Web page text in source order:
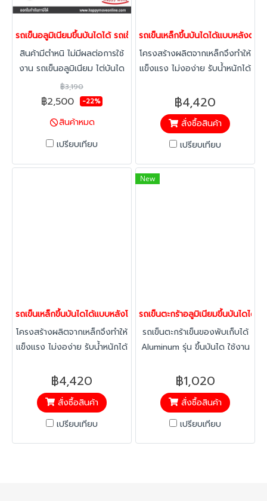
รถเข็นอลูมิเนียมขึ้นบันไดได้ รถเข็นอลูมิเนียม รถเข็นขนของ รถเข็นติ
สินค้ามีตำหนิ ไม่มีผลต่อการใช้
งาน รถเข็นอลูมิเนียม ไต่บันได
ดีไซน์ใหม่ ล้อยางขนาดใหญ่ ลด
แรงสั่งสะเทือน ไม่ทำของที่เข็น
ไหล รับน้ำหนักได้ 150 กก. มี
ตำหนิเล็กน้อยไม่มีผลต่อการใช้
฿3,190
฿2,500 -22%
สินค้าหมด
เปรียบเทียบ
รถเข็นเหล็กขึ้นบันไดได้แบบหลังตร
โครงสร้างผลิตจากเหล็กจึงทำให้
แข็งแรง ไม่งอง่าย รับน้ำหนักได้
เป็นสนิม ถาดรองรับสินค้า เป็น
แบบตรง
฿4,420
สั่งซื้อสินค้า
เปรียบเทียบ
รถเข็นเหล็กขึ้นบันไดได้แบบหลังโค้ง รถเข็นน้ำ รถเข็นของ รถเข็นติด
โครงสร้างผลิตจากเหล็กจึงทำให้
แข็งแรง ไม่งอง่าย รับน้ำหนักได้
เป็นสนิม ถาดรองรับสินค้า เป็น
แบบโค้ง
฿4,420
สั่งซื้อสินค้า
เปรียบเทียบ
New
รถเข็นตะกร้าอลูมิเนียมขึ้นบันไดได้
รถเข็นตะกร้าเข็นของพับเก็บได้
Aluminum รุ่น ขึ้นบันได ใช้งาน
โครงรถผลิตจากอะลูมิเนียมหนา
คุณภาพดี ป้องกันสนิม ตัวล้อ
ทำจากวัสดุคุณภาพสูง พับเก็บ
ได้ใส่ของได้มาก เคลื่อนย้าย
฿1,020
สั่งซื้อสินค้า
เปรียบเทียบ